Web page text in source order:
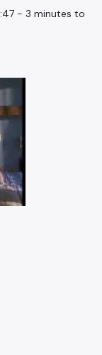
- 3 minutes to